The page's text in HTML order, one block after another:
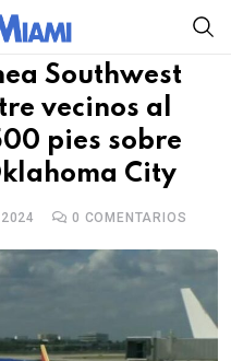
Southwest
vecinos al
pies sobre
City
0 COMENTARIOS